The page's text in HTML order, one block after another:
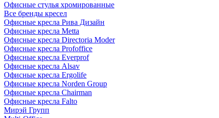
Офисные стулья хромированные
Все бренды кресел
Офисные кресла Рива Дизайн
Офисные кресла Metta
Офисные кресла Directoria Moder
Офисные кресла Profoffice
Офисные кресла Everprof
Офисные кресла Alsav
Офисные кресла Ergolife
Офисные кресла Norden Group
Офисные кресла Chairman
Офисные кресла Falto
Мирэй Групп